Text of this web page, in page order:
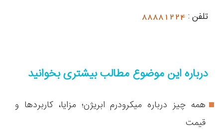
تلفن : 88881224
درباره این موضوع مطالب بیشتری بخوانید
همه چیز درباره میکرودرم ابریژن؛ مزایا، کاربردها و
قیمت